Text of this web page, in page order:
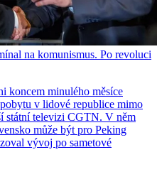
na komunismus. Po revoluci
koncem minulého měsíce
v lidové republice mimo
státní televizi CGTN. V něm
může být pro Peking
vývoj po sametové